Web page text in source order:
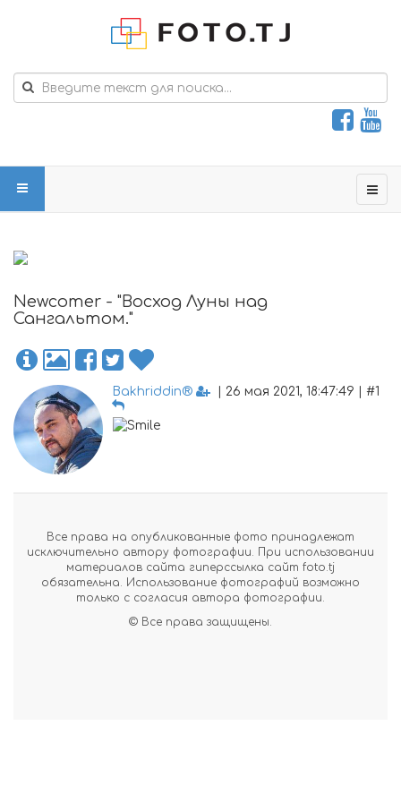
Newcomer - "Восход Луны над
Сангальтом."
Bakhriddin® | 26 мая 2021, 18:47:49 | #1
Все права на опубликованные фото принадлежат
исключительно автору фотографии. При использовании
материалов сайта гиперссылка сайт foto.tj
обязательна. Использование фотографий возможно
только с согласия автора фотографии.
© Все права защищены.